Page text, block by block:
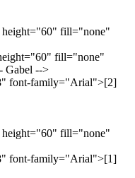
fill="none"
fill="none"
Gabel -->
font-family="Arial">[2]
fill="none"
font-family="Arial">[1]